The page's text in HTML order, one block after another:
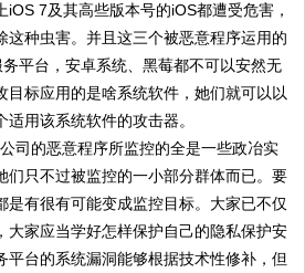
7及其高些版本号的iOS都遭受危害，
这种虫害。并且这三个被恶意程序运用的
平台，安卓系统、黑莓都不可以安然无
目标应用的是啥系统软件，她们就可以以
用该系统软件的攻击器。
司的恶意程序所监控的全是一些政冶实
们只不过被监控的一小部分群体而已。要
是有很有可能变成监控目标。大家已不仅
大家应当学好怎样保护自己的隐私保护安
平台的系统漏洞能够根据技术性修补，但